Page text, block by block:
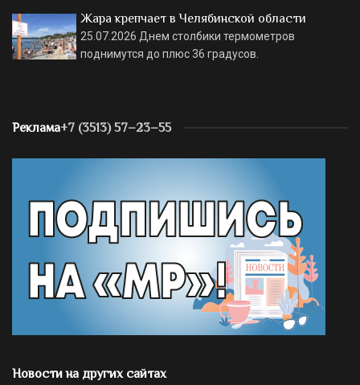
Жара крепчает в Челябинской области
25.07.2026 Днем столбики термометров
поднимутся до плюс 36 градусов.
Реклама+7 (3513) 57–23–55
Новости на других сайтах